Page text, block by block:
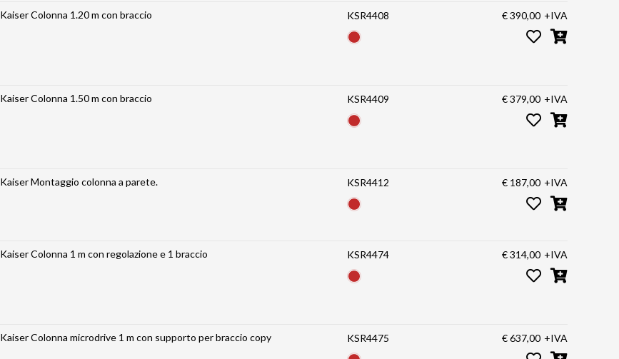
Kaiser Colonna 1.20 m con braccio KSR4408 € 390,00 +IVA
Kaiser Colonna 1.50 m con braccio KSR4409 € 379,00 +IVA
Kaiser Montaggio colonna a parete. KSR4412 € 187,00 +IVA
Kaiser Colonna 1 m con regolazione e 1 braccio KSR4474 € 314,00 +IVA
Kaiser Colonna microdrive 1 m con supporto per braccio copy KSR4475 € 637,00 +IVA